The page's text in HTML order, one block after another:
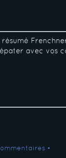
avec vos
•